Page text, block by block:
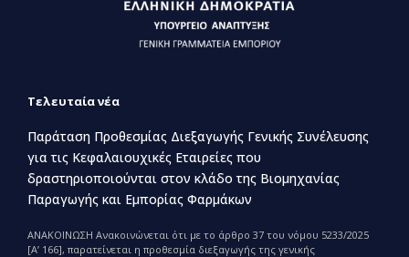
Τελευταία νέα
Παράταση Προθεσμίας Διεξαγωγής Γενικής Συνέλευσης
για τις Κεφαλαιουχικές Εταιρείες που
δραστηριοποιούνται στον κλάδο της Βιομηχανίας
Παραγωγής και Εμπορίας Φαρμάκων
ΑΝΑΚΟΙΝΩΣΗ Ανακοινώνεται ότι με το άρθρο 37 του νόμου 5233/2025
[Α’ 166], παρατείνεται η προθεσμία διεξαγωγής της γενικής